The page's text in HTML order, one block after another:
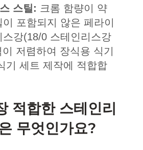
스틸: 크롬 함량이 약
포함되지 않은 페라이
스강(18/0 스테인리스강
저렴하여 장식용 식기
기 세트 제작에 적합합
적합한 스테인리
무엇인가요?